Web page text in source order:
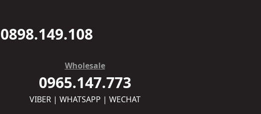
Wholesale
0965.147.773
VIBER | WHATSAPP | WECHAT